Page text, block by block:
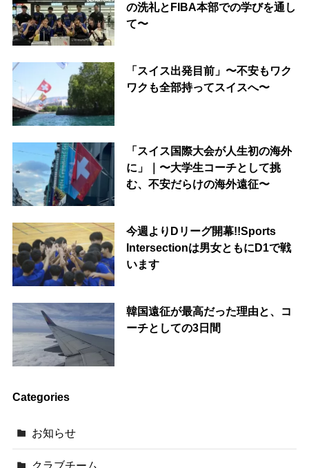
の洗礼とFIBA本部での学びを通し
て〜
「スイス出発目前」〜不安もワク
ワクも全部持ってスイスへ〜
「スイス国際大会が人生初の海外
に」｜〜大学生コーチとして挑
む、不安だらけの海外遠征〜
今週よりDリーグ開幕!!Sports
Intersectionは男女ともにD1で戦
います
韓国遠征が最高だった理由と、コ
ーチとしての3日間
Categories
お知らせ